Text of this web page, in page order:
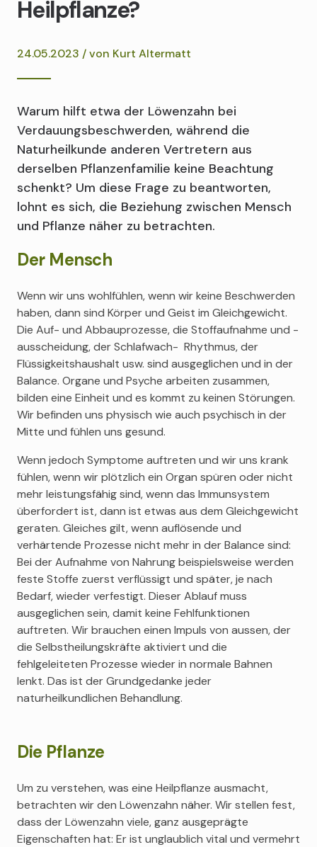
Heilpflanze?
24.05.2023 / von Kurt Altermatt
Warum hilft etwa der Löwenzahn bei
Verdauungsbeschwerden, während die
Naturheilkunde anderen Vertretern aus
derselben Pflanzenfamilie keine Beachtung
schenkt? Um diese Frage zu beantworten,
lohnt es sich, die Beziehung zwischen Mensch
und Pflanze näher zu betrachten.
Der Mensch
Wenn wir uns wohlfühlen, wenn wir keine Beschwerden
haben, dann sind Körper und Geist im Gleichgewicht.
Die Auf- und Abbauprozesse, die Stoffaufnahme und -
ausscheidung, der Schlafwach- Rhythmus, der
Flüssigkeitshaushalt usw. sind ausgeglichen und in der
Balance. Organe und Psyche arbeiten zusammen,
bilden eine Einheit und es kommt zu keinen Störungen.
Wir befinden uns physisch wie auch psychisch in der
Mitte und fühlen uns gesund.
Wenn jedoch Symptome auftreten und wir uns krank
fühlen, wenn wir plötzlich ein Organ spüren oder nicht
mehr leistungsfähig sind, wenn das Immunsystem
überfordert ist, dann ist etwas aus dem Gleichgewicht
geraten. Gleiches gilt, wenn auflösende und
verhärtende Prozesse nicht mehr in der Balance sind:
Bei der Aufnahme von Nahrung beispielsweise werden
feste Stoffe zuerst verflüssigt und später, je nach
Bedarf, wieder verfestigt. Dieser Ablauf muss
ausgeglichen sein, damit keine Fehlfunktionen
auftreten. Wir brauchen einen Impuls von aussen, der
die Selbstheilungskräfte aktiviert und die
fehlgeleiteten Prozesse wieder in normale Bahnen
lenkt. Das ist der Grundgedanke jeder
naturheilkundlichen Behandlung.
Die Pflanze
Um zu verstehen, was eine Heilpflanze ausmacht,
betrachten wir den Löwenzahn näher. Wir stellen fest,
dass der Löwenzahn viele, ganz ausgeprägte
Eigenschaften hat: Er ist unglaublich vital und vermehrt